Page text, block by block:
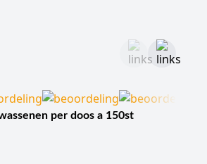
eenmalig gebruik. Ze worden
gaat het om compacte,
desinfectiedoekjes voor
per doos a 150st